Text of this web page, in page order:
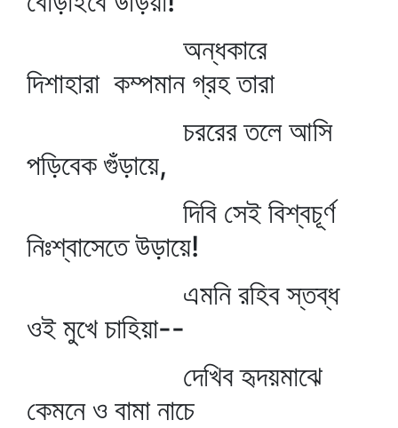
অন্ধকারে
দিশাহারা কম্পমান গ্রহ তারা
চররের তলে আসি
পড়িবেক গুঁড়ায়ে,
দিবি সেই বিশ্বচূর্ণ
নিঃশ্বাসেতে উড়ায়ে!
এমনি রহিব স্তব্ধ
ওই মুখে চাহিয়া--
দেখিব হৃদয়মাঝে
কেমনে ও বামা নাচে